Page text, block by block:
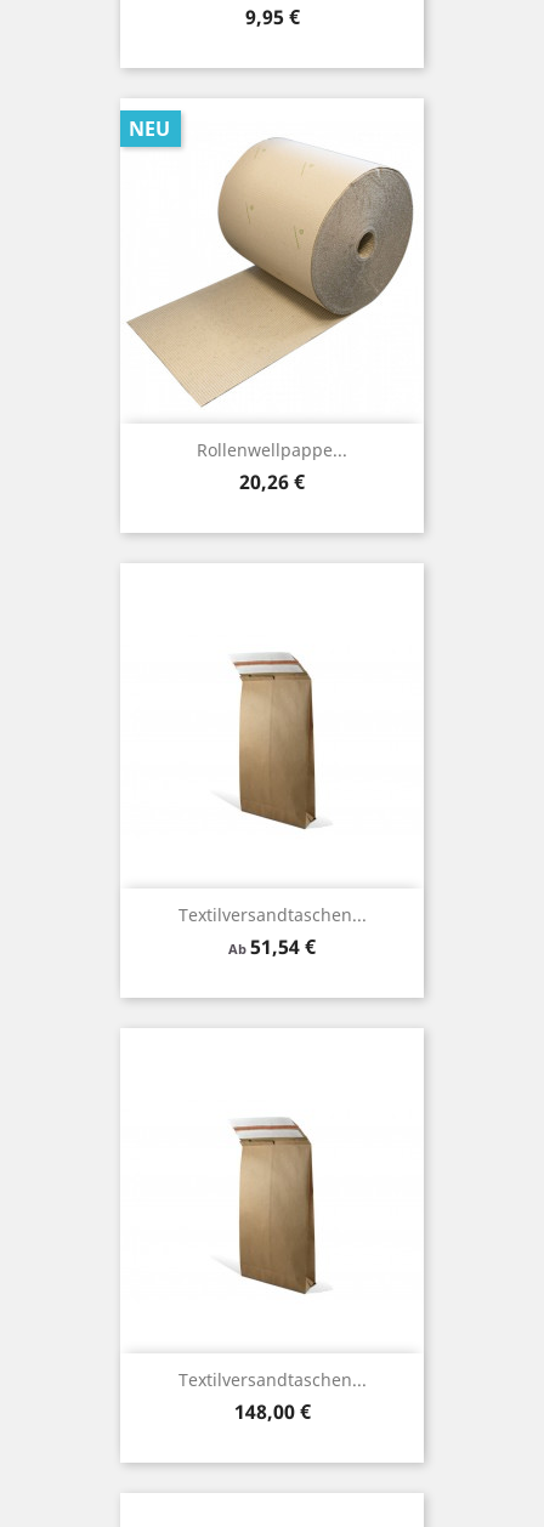
Preis
9,95 €
Rollenwellpappe...
Preis
20,26 €
NEU
Textilversandtaschen...
Ab Preis
51,54 €
Textilversandtaschen...
Preis
148,00 €